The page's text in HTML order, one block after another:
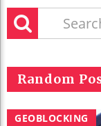
Random
GEOBLOCKING